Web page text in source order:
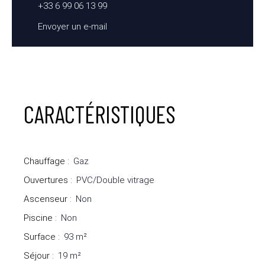
+33 6 99 06 13 99
Envoyer un e-mail
CARACTÉRISTIQUES
Chauffage : Gaz
Ouvertures : PVC/Double vitrage
Ascenseur : Non
Piscine : Non
Surface : 93 m²
Séjour : 19 m²